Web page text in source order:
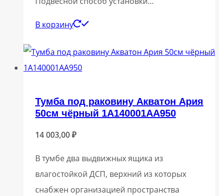
В корзину
Тумба под раковину Акватон Ария
50см чёрный 1A140001AA950
14 003,00₽
В тумбе два выдвижных ящика из
влагостойкой ДСП, верхний из которых
снабжен организацией пространства